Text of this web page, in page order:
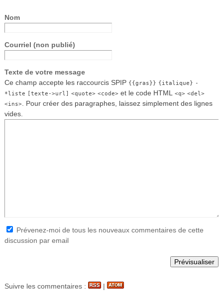
Nom
Courriel (non publié)
Texte de votre message
Ce champ accepte les raccourcis SPIP {{gras}} {italique} -
*liste [texte->url] <quote> <code>et le code HTML <q> <del>
<ins>. Pour créer des paragraphes, laissez simplement des lignes
vides.
Prévenez-moi de tous les nouveaux commentaires de cette
discussion par email
Suivre les commentaires : |